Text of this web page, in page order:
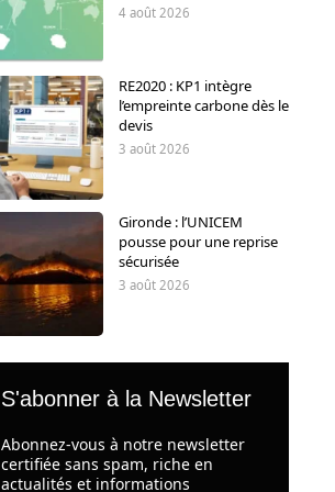
4 août 2026
RE2020 : KP1 intègre
l’empreinte carbone dès le
devis
3 août 2026
Gironde : l’UNICEM
pousse pour une reprise
sécurisée
3 août 2026
S'abonner à la Newsletter
Abonnez-vous à notre newsletter
certifiée sans spam, riche en
actualités et informations